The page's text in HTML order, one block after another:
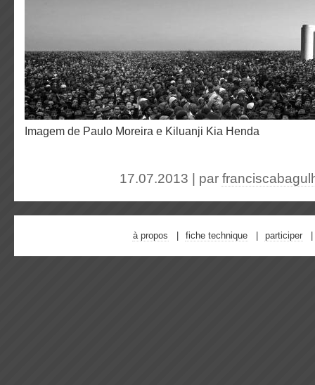
imagem de Paulo Moreira e Kiluanji Kia Henda
17.07.2013 | par
à propos fiche technique participer